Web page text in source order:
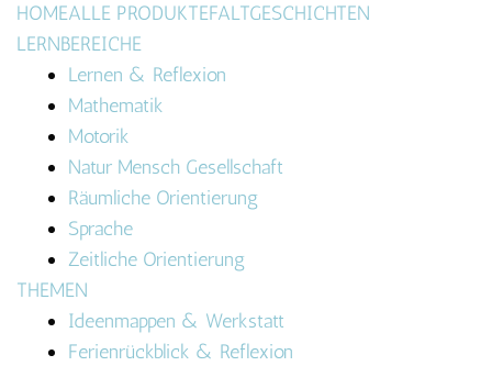
HOMEALLE PRODUKTEFALTGESCHICHTEN
LERNBEREICHE
Lernen & Reflexion
Mathematik
Motorik
Natur Mensch Gesellschaft
Räumliche Orientierung
Sprache
Zeitliche Orientierung
THEMEN
Ideenmappen & Werkstatt
Ferienrückblick & Reflexion